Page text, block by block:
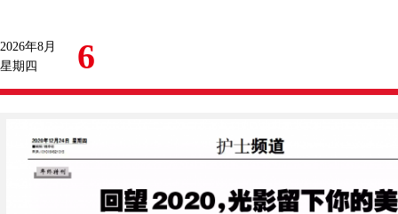
2026年8月
星期四
6